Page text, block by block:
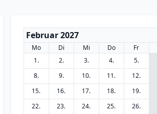
Februar 2027
Mo Di Mi Do Fr
1.
2. 3. 4. 5.
8.
9. 10. 11. 12.
15.
16. 17. 18. 19.
22.
23. 24. 25. 26.